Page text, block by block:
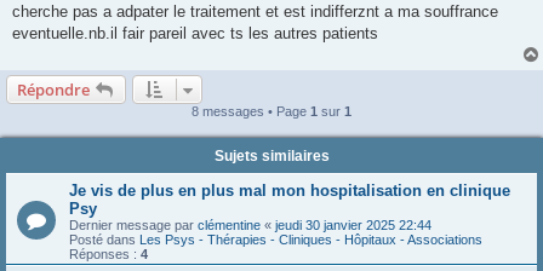
cherche pas a adpater le traitement et est indifferznt a ma souffrance
eventuelle.nb.il fair pareil avec ts les autres patients
Répondre
8 messages • Page 1 sur 1
Sujets similaires
Je vis de plus en plus mal mon hospitalisation en clinique
Psy
Dernier message par clémentine « jeudi 30 janvier 2025 22:44
Posté dans Les Psys - Thérapies - Cliniques - Hôpitaux - Associations
Réponses : 4